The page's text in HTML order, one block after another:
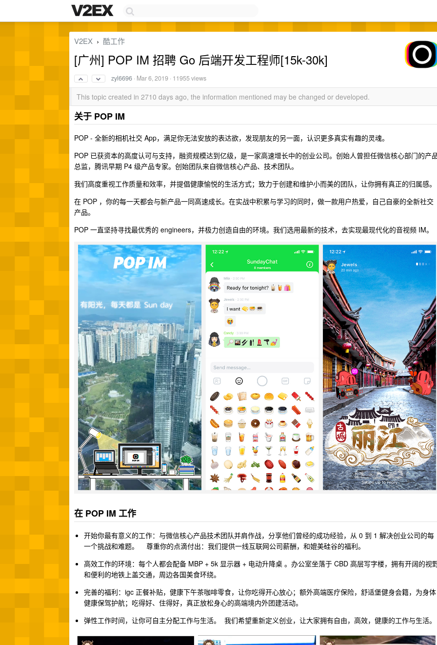
V2EX › 酷工作
[广州] POP IM 招聘 Go 后端开发工程师[15k-30k]
zyl6696 · Mar 6, 2019 · 11955 views
This topic created in 2710 days ago, the information mentioned may be changed or developed.
关于 POP IM
POP - 全新的相机社交 App，满足你无法安放的表达欲，发现朋友的另一面，认识更多真实有趣的灵魂。
POP 已获资本的高度认可与支持，融资规模达到亿级，是一家高速增长中的创业公司。创始人曾担任微信核心部门的产
总监，腾讯早期 P4 级产品专家。创始团队来自微信核心产品、技术团队。
我们高度重视工作质量和效率，并提倡健康愉悦的生活方式；致力于创建和维护小而美的团队，让你拥有真正的归属感。
在 POP ，你的每一天都会与新产品一同高速成长。在实战中积累与学习的同时，做一款用户热爱，自己自豪的全新社交
产品。
POP 一直坚持寻找最优秀的 engineers，并极力创造自由的环境。我们选用最新的技术，去实现最现代化的音视频 IM。
在 POP IM 工作
开始你最有意义的工作：与微信核心产品技术团队并肩作战，分享他们曾经的成功经验，从 0 到 1 解决创业公司的每
一个挑战和难题。 尊重你的点滴付出：我们提供一线互联网公司薪酬，和媲美硅谷的福利。
高效工作的环境：每个人都会配备 MBP + 5k 显示器 + 电动升降桌 。办公室坐落于 CBD 高层写字楼，拥有开阔的视
和便利的地铁上盖交通，周边各国美食环绕。
完善的福利：igc 正餐补贴，健康下午茶咖啡零食，让你吃得开心放心；额外高端医疗保险，舒适堡健身会籍，为身体
健康保驾护航；吃得好、住得好，真正放松身心的高端境内外团建活动。
弹性工作时间，让你可自主分配工作与生活。 我们希望重新定义创业，让大家拥有自由，高效，健康的工作与生活。